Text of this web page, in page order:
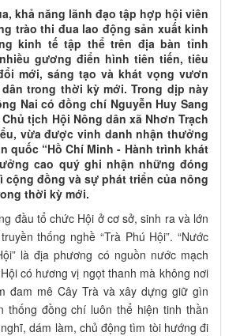
khả năng lãnh đạo tập hợp hội viên
trào thi đua lao động sản xuất kinh
kinh tế tập thể trên địa bàn tỉnh
gương điển hình tiên tiến, tiêu
mới, sáng tạo và khát vọng vươn
trong thời kỳ mới. Trong dịp này
Nai có đồng chí Nguyễn Huy Sang
Chủ tịch Hội Nông dân xã Nhơn Trạch
vừa được vinh danh nhận thưởng
quốc “Hồ Chí Minh - Hành trình khát
cao quý ghi nhận những đóng
cộng đồng và sự phát triển của nông
thời kỳ mới.
đầu tổ chức Hội ở cơ sở, sinh ra và lớn
thống nghề “Trà Phú Hội”. “Nước
là địa phương có nguồn nước mạch
có hương vị ngọt thanh mà không nơi
đam mê Cây Trà và xây dựng giữ gìn
thống đồng chí luôn thể hiện tinh thần
dám làm, chủ động tìm tòi hướng đi